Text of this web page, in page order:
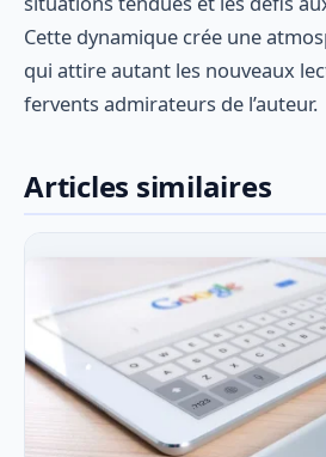
Cette dynamique crée une
qui attire autant les nouveaux
fervents admirateurs de l’auteur.
Articles similaires